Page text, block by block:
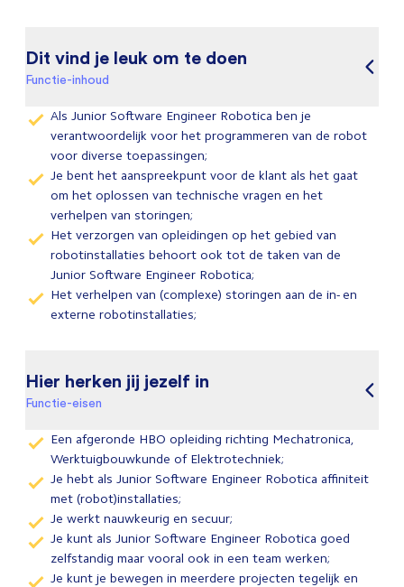
Dit vind je leuk om te doen
Functie-inhoud
Als Junior Software Engineer Robotica ben je
verantwoordelijk voor het programmeren van de robot
voor diverse toepassingen;
Je bent het aanspreekpunt voor de klant als het gaat
om het oplossen van technische vragen en het
verhelpen van storingen;
Het verzorgen van opleidingen op het gebied van
robotinstallaties behoort ook tot de taken van de
Junior Software Engineer Robotica;
Het verhelpen van (complexe) storingen aan de in- en
externe robotinstallaties;
Hier herken jij jezelf in
Functie-eisen
Een afgeronde HBO opleiding richting Mechatronica,
Werktuigbouwkunde of Elektrotechniek;
Je hebt als Junior Software Engineer Robotica affiniteit
met (robot)installaties;
Je werkt nauwkeurig en secuur;
Je kunt als Junior Software Engineer Robotica goed
zelfstandig maar vooral ook in een team werken;
Je kunt je bewegen in meerdere projecten tegelijk en